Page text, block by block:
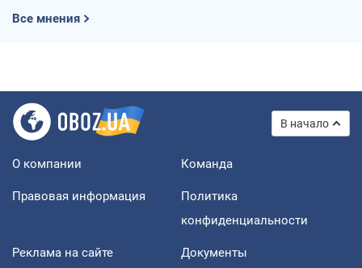
Все мнения
В начало
О компании Команда
Правовая информация
Политика
конфиденциальности
Реклама на сайте Документы